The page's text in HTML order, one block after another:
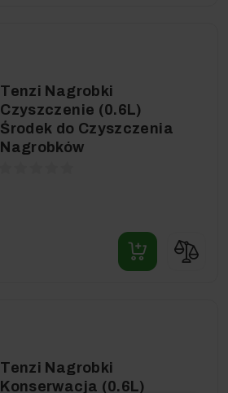
Tenzi Nagrobki
Czyszczenie (0.6L)
Środek do Czyszczenia
Nagrobków
Tenzi Nagrobki
Konserwacja (0.6L)